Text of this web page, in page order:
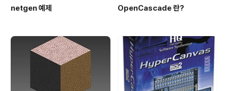
netgen 예제 OpenCascade 란?